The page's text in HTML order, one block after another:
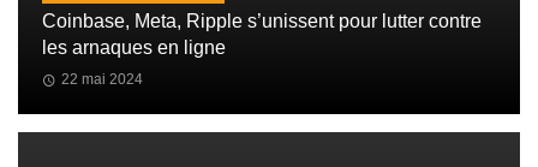
Coinbase, Meta, Ripple s’unissent pour lutter contre
les arnaques en ligne
22 mai 2024